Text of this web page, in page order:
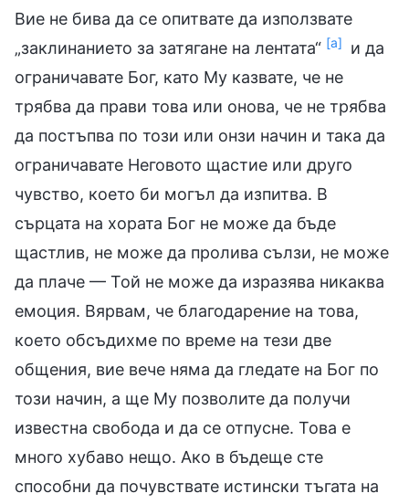
Вие не бива да се опитвате да използвате
„заклинанието за затягане на лентата“ [а]
и да
ограничавате Бог, като Му казвате, че не
трябва да прави това или онова, че не трябва
да постъпва по този или онзи начин и така да
ограничавате Неговото щастие или друго
чувство, което би могъл да изпитва. В
сърцата на хората Бог не може да бъде
щастлив, не може да пролива сълзи, не може
да плаче — Той не може да изразява никаква
емоция. Вярвам, че благодарение на това,
което обсъдихме по време на тези две
общения, вие вече няма да гледате на Бог по
този начин, а ще Му позволите да получи
известна свобода и да се отпусне. Това е
много хубаво нещо. Ако в бъдеще сте
способни да почувствате истински тъгата на